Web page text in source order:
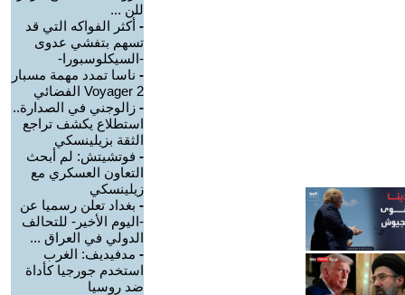
للن ...
- أكثر الفواكه التي قد
تسهم بتفشي عدوى
-السيكلوسبورا-
- ناسا تمدد مهمة مسبار
Voyager 2 الفضائي
- زالوجني في الصدارة..
استطلاع يكشف تراجع
الثقة بزيلينسكي
- فوتشيتش: لم أبحث
التعاون العسكري مع
زيلينسكي
- بغداد تعلن رسميا عن
-اليوم الأخير- للتحالف
الدولي في العراق ...
- مدفيديف: الغرب
استخدم جورجيا كأداة
ضد روسيا